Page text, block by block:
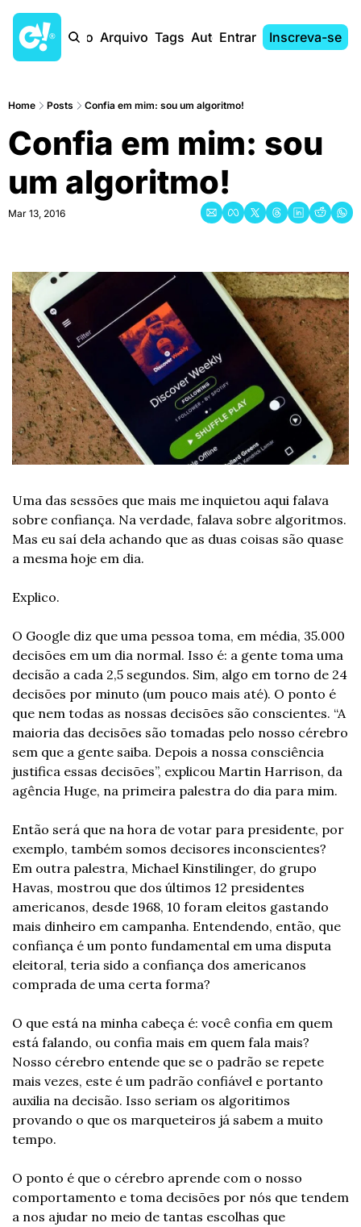
Início Arquivo Tags AutoresEntrar Inscreva-se
Home Posts Confia em mim: sou um algoritmo!
Confia em mim: sou
um algoritmo!
Mar 13, 2016
Uma das sessões que mais me inquietou aqui falava
sobre confiança. Na verdade, falava sobre algoritmos.
Mas eu saí dela achando que as duas coisas são quase
a mesma hoje em dia.
Explico.
O Google diz que uma pessoa toma, em média, 35.000
decisões em um dia normal. Isso é: a gente toma uma
decisão a cada 2,5 segundos. Sim, algo em torno de 24
decisões por minuto (um pouco mais até). O ponto é
que nem todas as nossas decisões são conscientes. “A
maioria das decisões são tomadas pelo nosso cérebro
sem que a gente saiba. Depois a nossa consciência
justifica essas decisões”, explicou Martin Harrison, da
agência Huge, na primeira palestra do dia para mim.
Então será que na hora de votar para presidente, por
exemplo, também somos decisores inconscientes?
Em outra palestra, Michael Kinstilinger, do grupo
Havas, mostrou que dos últimos 12 presidentes
americanos, desde 1968, 10 foram eleitos gastando
mais dinheiro em campanha. Entendendo, então, que
confiança é um ponto fundamental em uma disputa
eleitoral, teria sido a confiança dos americanos
comprada de uma certa forma?
O que está na minha cabeça é: você confia em quem
está falando, ou confia mais em quem fala mais?
Nosso cérebro entende que se o padrão se repete
mais vezes, este é um padrão confiável e portanto
auxilia na decisão. Isso seriam os algoritimos
provando o que os marqueteiros já sabem a muito
tempo.
O ponto é que o cérebro aprende com o nosso
comportamento e toma decisões por nós que tendem
a nos ajudar no meio de tantas escolhas que